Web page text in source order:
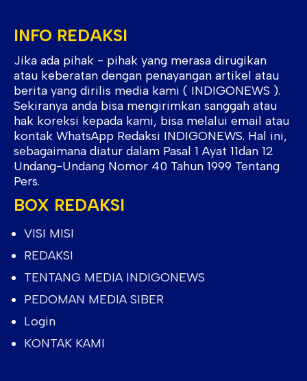
INFO REDAKSI
Jika ada pihak - pihak yang merasa dirugikan
atau keberatan dengan penayangan artikel atau
berita yang dirilis media kami ( INDIGONEWS ).
Sekiranya anda bisa mengirimkan sanggah atau
hak koreksi kepada kami, bisa melalui email atau
kontak WhatsApp Redaksi INDIGONEWS. Hal ini,
sebagaimana diatur dalam Pasal 1 Ayat 11dan 12
Undang-Undang Nomor 40 Tahun 1999 Tentang
Pers.
BOX REDAKSI
VISI MISI
REDAKSI
TENTANG MEDIA INDIGONEWS
PEDOMAN MEDIA SIBER
Login
KONTAK KAMI